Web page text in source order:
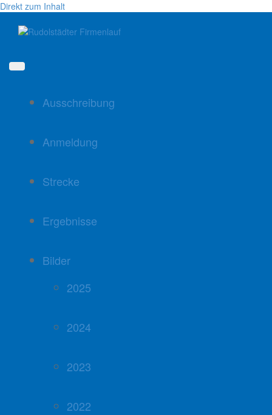
Direkt zum Inhalt
Ausschreibung
Anmeldung
Strecke
Ergebnisse
Bilder
2025
2024
2023
2022